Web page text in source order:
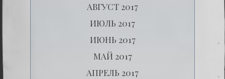
АВГУСТ 2017
ИЮЛЬ 2017
ИЮНЬ 2017
МАЙ 2017
АПРЕЛЬ 2017